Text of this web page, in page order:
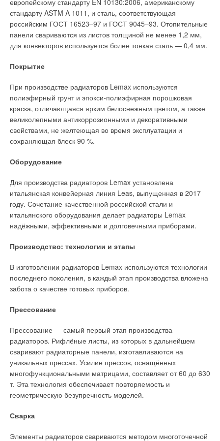
европейскому стандарту EN 10130:2006, американскому
стандарту ASTM A 1011, и сталь, соответствующая
российским ГОСТ 16523–97 и ГОСТ 9045–93. Отопительные
панели свариваются из листов толщиной не менее 1,2 мм,
для конвекторов используется более тонкая сталь — 0,4 мм.
Покрытие
При производстве радиаторов Lemax используются
полиэфирный грунт и эпокси-полиэфирная порошковая
краска, отличающаяся ярким белоснежным цветом, а также
великолепными антикоррозионными и декоративными
свойствами, не желтеющая во время эксплуатации и
сохраняющая блеск 90 %.
Оборудование
Для производства радиаторов Lemax установлена
итальянская конвейерная линия Leas, выпущенная в 2017
году. Сочетание качественной российской стали и
итальянского оборудования делает радиаторы Lemax
надёжными, эффективными и долговечными приборами.
Производство: технологии и этапы
В изготовлении радиаторов Lemax используются технологии
последнего поколения, в каждый этап производства вложена
забота о качестве готовых приборов.
Прессование
Прессование — самый первый этап производства
радиаторов. Рифлёные листы, из которых в дальнейшем
сваривают радиаторные панели, изготавливаются на
уникальных прессах. Усилие прессов, оснащённых
многофункциональными матрицами, составляет от 60 до 630
т. Эта технология обеспечивает повторяемость и
геометрическую безупречность моделей.
Сварка
Элементы радиаторов свариваются методом многоточечной
В данном помещении оказалось возможным разместить
только три тепловых насоса и коллектор наружного контура,
а сами баки-теплоаккумуляторы были заказаны овального
типа, чтобы они проходили в дверные проёмы, и разместили
котельной. Таким образом, в итоге перед включением
которой подогревать свежий приточный воздух, всегда
имеется большой запас тепловой энергии — её хватает на
весь рабочий день, на отопление и на вентиляцию
одновременно.
гребенчатой меди, которые посредством косвенного нагрева
технических нужд и душевых персонала круглый год.
рассмотрим сразу три варианта. В первом варианте (табл. 1,
столбец «Электрокотёл») нагрузка на горячее
водоснабжение полностью зависит от электричества. Во
втором варианте (табл. 1, столбец «Бивалентный котёл»)
горячая вода приготавливается при помощи теплового
насоса и дополнительно доводится до 60 °C ТЭНом.
В третьей схеме (табл. 1, столбец «Бивалентный котёл и
солнечный коллектор») в грунтовый контур установлен
солнечный коллектор, дополнительно догревающий
теплоноситель летом.
Чтобы корректно сравнивать стоимость энергии,
необходимой для теплонасосной системы, со стоимостью
функционирования системы центрального теплоснабжения,
необходимо учесть потребление электрической энергии
циркуляционным насосом в контуре грунта, которого нет в
схеме центрального теплоснабжения.
В качестве циркуляционного насоса был принят насос с
переменной частотой вращения привода.